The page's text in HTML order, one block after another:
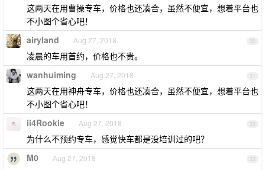
这两天在用曹操专车，价格也还凑合，虽然不便宜，想着平台也
不小图个省心吧！
30
airyland Aug 27, 2018
凌晨的车用首约，价格也不贵。
31
wanhuiming Aug 27, 2018
这两天在用神舟专车，价格也还凑合，虽然不便宜，想着平台也
不小图个省心吧！
32
ii4Rookie Aug 27, 2018
为什么不预约专车，感觉快车都是没培训过的吧？
33
M0 Aug 27, 2018